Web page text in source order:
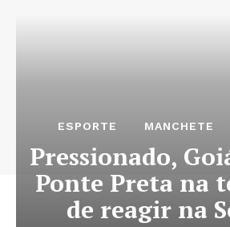
ESPORTE MANCHETE
Pressionado,
Ponte Preta na
de reagir na